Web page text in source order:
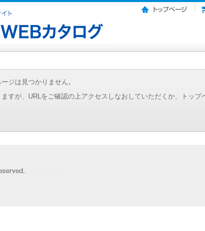
ジは見つかりません。
すが、URLをご確認の上アクセスしなおしていただくか、トップ